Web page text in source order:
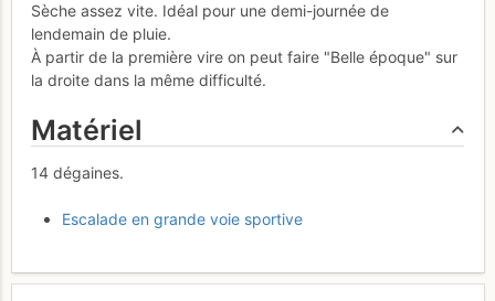
Sèche assez vite. Idéal pour une demi-journée de
lendemain de pluie.
À partir de la première vire on peut faire "Belle époque" sur
la droite dans la même difficulté.
Matériel
14 dégaines.
Escalade en grande voie sportive